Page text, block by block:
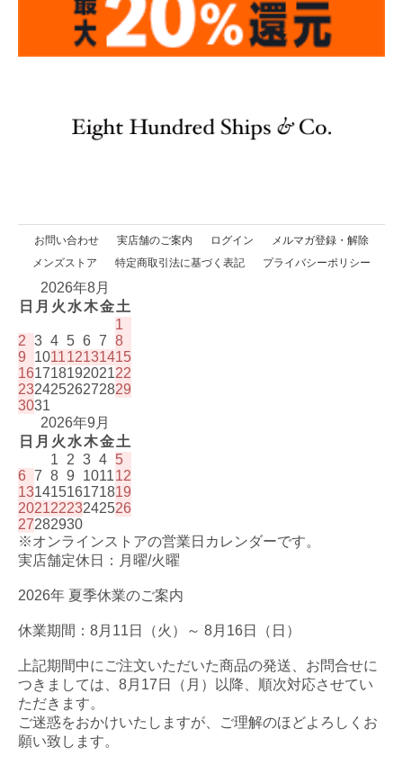
お問い合わせ 実店舗のご案内 ログイン
メルマガ登録・解除
メンズストア
特定商取引法に基づく表記 プライバシーポリシー
2026年8月
日 月 火 水木金土
1
2 3 4 5 6 7 8
9
101112131415
16171819202122
23242526272829
3031
2026年9月
日 月 火 水木金土
1
2 3 4 5
6 7 8 9 101112
13141516171819
20212223242526
27282930
※オンラインストアの営業日カレンダーです。
実店舗定休日：月曜/火曜
2026年 夏季休業のご案内
休業期間：8月11日（火）～ 8月16日（日）
上記期間中にご注文いただいた商品の発送、お問合せに
つきましては、8月17日（月）以降、順次対応させてい
ただきます。
ご迷惑をおかけいたしますが、ご理解のほどよろしくお
願い致します。